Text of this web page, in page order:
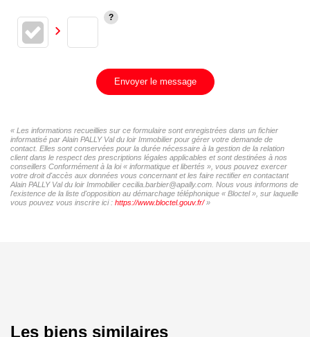
Envoyer le message
« Les informations recueillies sur ce formulaire sont enregistrées dans un fichier
informatisé par Alain PALLY Val du loir Immobilier pour gérer votre demande de
contact. Elles sont conservées pour la durée nécessaire à la gestion de la relation
client dans le respect des prescriptions légales applicables et sont destinées à nos
conseillers Conformément à la loi « informatique et libertés », vous pouvez exercer
votre droit d'accès aux données vous concernant et les faire rectifier en contactant
Alain PALLY Val du loir Immobilier cecilia.barbier@apally.com. Nous vous informons de
l'existence de la liste d'opposition au démarchage téléphonique « Bloctel », sur laquelle
vous pouvez vous inscrire ici : https://www.bloctel.gouv.fr/»
Les biens similaires